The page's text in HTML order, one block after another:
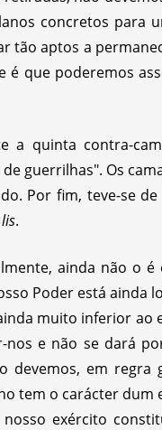
concretos para
tão aptos a
é que poderemos
a quinta contra-
guerrilhas". Os
Por fim, teve-se
lis.
ainda não o
Poder está ainda
muito inferior ao
e não se dará
devemos, em regra
tem o carácter dum
exército